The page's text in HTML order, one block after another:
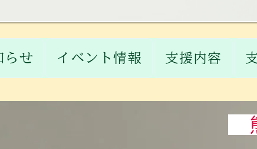
らせ イベント情報 支援内容